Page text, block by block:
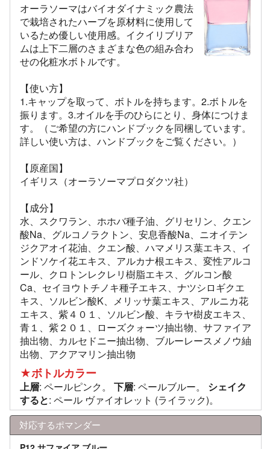
オーラソーマはバイオダイナミック農法
で栽培されたハーブを原材料に使用して
いるため優しい使用感。イクイリブリア
ムは上下二層のさまざまな色の組み合わ
せの化粧水ボトルです。
【使い方】
1.キャップを取って、ボトルを持ちます。2.ボトルを
振ります。3.オイルを手のひらにとり、身体につけま
す。（ご希望の方にハンドブックを同梱しています。
詳しい使い方は、ハンドブックをご覧ください。）
【原産国】
イギリス（オーラソーマプロダクツ社）
【成分】
水、スクワラン、ホホバ種子油、グリセリン、クエン
酸Na、グルコノラクトン、安息香酸Na、ニオイテン
ジクアオイ花油、クエン酸、ハマメリス葉エキス、イ
ンドソケイ花エキス、アルカナ根エキス、変性アルコ
ール、クロトンレクレリ樹脂エキス、グルコン酸
Ca、セイヨウトチノキ種子エキス、ナツシロギクエ
キス、ソルビン酸K、メリッサ葉エキス、アルニカ花
エキス、紫４０１、ソルビン酸、キラヤ樹皮エキス、
青１、紫２０１、ローズクォーツ抽出物、サファイア
抽出物、カルセドニー抽出物、ブルーレースメノウ紬
出物、アクアマリン抽出物
★ボトルカラー
上層: ペールピンク。 下層: ペールブルー。 シェイク
すると: ペール ヴァイオレット (ライラック)。
対応するポマンダー